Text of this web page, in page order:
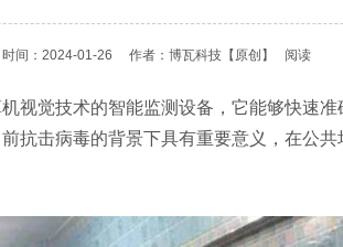
时间：2024-01-26 作者：博瓦科技 【原创】 阅读
视觉技术的智能监测设备，它能够快速
抗击病毒的背景下具有重要意义，在公